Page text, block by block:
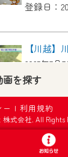
登録日：
テーマ：
再生時間：
登録日：
画を探す
|利用規約
式会社. All Rights
。
CCNet Web
をご利用頂
使ってい
。